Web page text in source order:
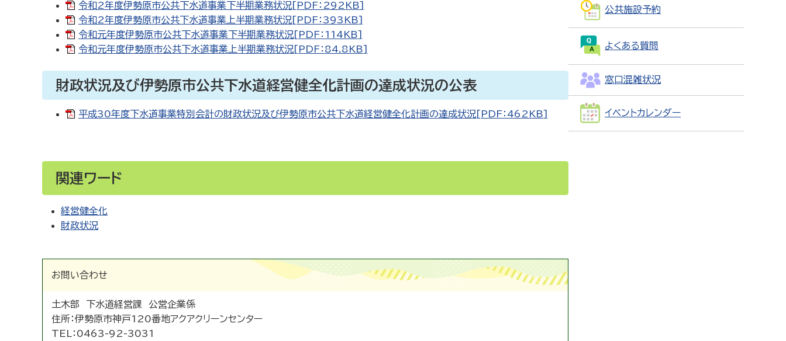
令和2年度伊勢原市公共下水道事業下半期業務状況[PDF：292KB]
令和2年度伊勢原市公共下水道事業上半期業務状況[PDF：393KB]
令和元年度伊勢原市公共下水道事業下半期業務状況[PDF：114KB]
令和元年度伊勢原市公共下水道事業上半期業務状況[PDF：84.8KB]
財政状況及び伊勢原市公共下水道経営健全化計画の達成状況の公表
平成30年度下水道事業特別会計の財政状況及び伊勢原市公共下水道経営健全化計画の達成状況[PDF：462KB]
関連ワード
経営健全化
財政状況
お問い合わせ
土木部 下水道経営課 公営企業係
住所：伊勢原市神戸120番地アクアクリーンセンター
TEL： 0463-92-3031
公共施設予約
よくある質問
窓口混雑状況
イベントカレンダー